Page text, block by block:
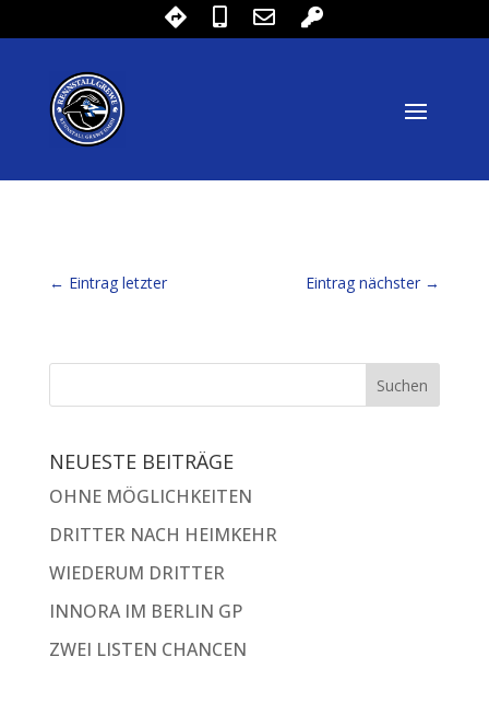
← Eintrag letzter Eintrag nächster →
NEUESTE BEITRÄGE
OHNE MÖGLICHKEITEN
DRITTER NACH HEIMKEHR
WIEDERUM DRITTER
INNORA IM BERLIN GP
ZWEI LISTEN CHANCEN